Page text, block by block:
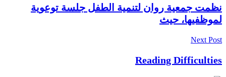
نظمت جمعية روان لتنمية الطفل جلسة توعوية
لموظفيها، حيث
Next Post
Reading Difficulties